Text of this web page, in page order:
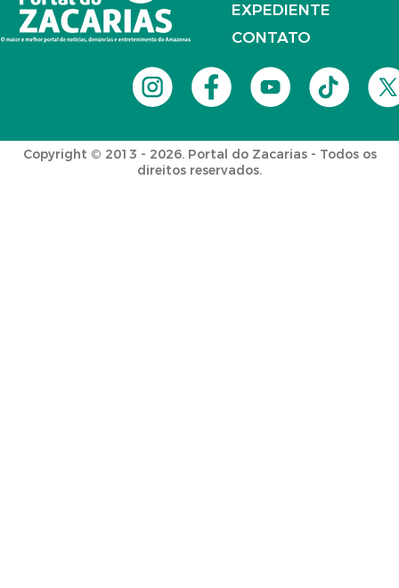
EXPEDIENTE
CONTATO
Copyright © 2013 - 2026. Portal do Zacarias - Todos os
direitos reservados.